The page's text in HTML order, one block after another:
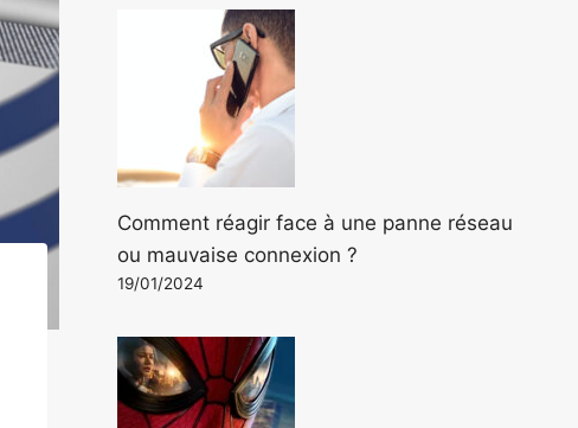
Comment réagir face à une panne réseau
ou mauvaise connexion ?
19/01/2024